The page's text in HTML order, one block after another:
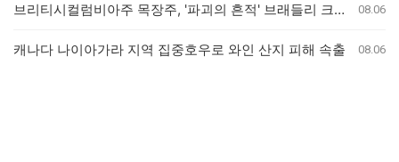
브리티시컬럼비아주 목장주, '파괴의 흔적' 브래들리 크릭 산불로 집 잃은 참상 증언 08.06
캐나다 나이아가라 지역 집중호우로 와인 산지 피해 속출 08.06